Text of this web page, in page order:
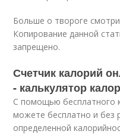
Больше о твороге
Копирование данной
запрещено.
Счетчик калорий
- калькулятор
С помощью бесплатного
можете бесплатно и без
определенной